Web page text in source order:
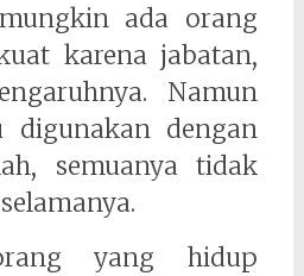
ada orang
karena jabatan,
Namun
digunakan dengan
semuanya tidak
yang hidup